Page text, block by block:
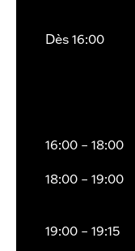
Dès 16:00
16:00 – 18:00
18:00 – 19:00
19:00 – 19:15